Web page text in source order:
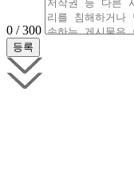
0 / 300